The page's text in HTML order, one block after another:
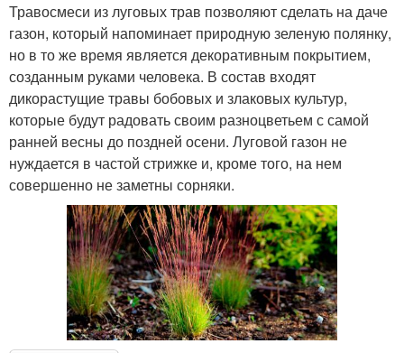
Травосмеси из луговых трав позволяют сделать на даче
газон, который напоминает природную зеленую полянку,
но в то же время является декоративным покрытием,
созданным руками человека. В состав входят
дикорастущие травы бобовых и злаковых культур,
которые будут радовать своим разноцветьем с самой
ранней весны до поздней осени. Луговой газон не
нуждается в частой стрижке и, кроме того, на нем
совершенно не заметны сорняки.